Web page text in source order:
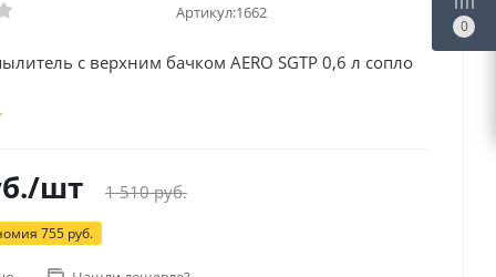
Артикул:1662
с верхним бачком AERO SGTP 0,6 л сопло
/шт 1 510руб.
755 руб.
0